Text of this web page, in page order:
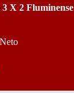
X 2 Fluminense